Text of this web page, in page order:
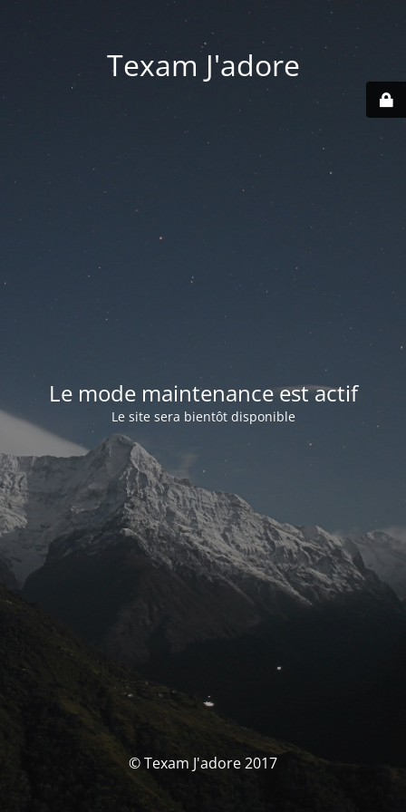
Texam J'adore
Le mode maintenance est actif
Le site sera bientôt disponible
© Texam J'adore 2017